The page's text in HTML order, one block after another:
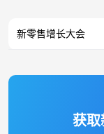
新零售增长大会
获取